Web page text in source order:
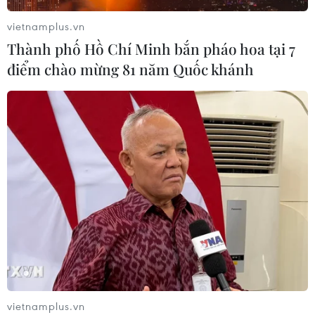
năm tuổi của Nhật Bản
09/08/2026 22:46
Nghịch lý tại các cường quốc du lịch
Địa Trung Hải
09/08/2026 22:00
Khám phá điểm du lịch nổi
tiếng Mũi Tobizina ở Nga
09/08/2026 16:20
Đà Nẵng: Sôi nổi các hoạt
động giao lưu tại Lễ hội Việt Nam -
vietnamplus.vn
Thành phố Hồ Chí Minh bắn pháo hoa tại 7
điểm chào mừng 81 năm Quốc khánh
vietnamplus.vn